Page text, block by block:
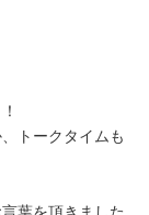
トークタイムも